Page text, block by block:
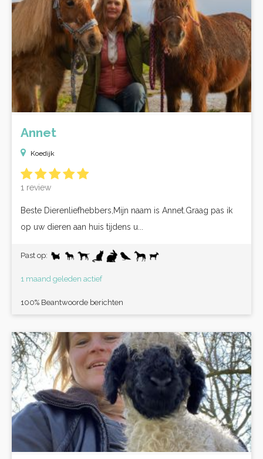
Annet
Koedijk
1 review
Beste Dierenliefhebbers,Mijn naam is Annet.Graag pas ik
op uw dieren aan huis tijdens u...
Past op:
1 maand geleden actief
100% Beantwoorde berichten